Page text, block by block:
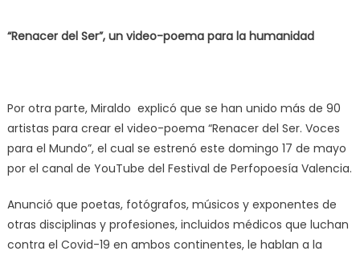
“Renacer del Ser”, un video-poema para la humanidad
Por otra parte, Miraldo explicó que se han unido más de 90
artistas para crear el video-poema “Renacer del Ser. Voces
para el Mundo”, el cual se estrenó este domingo 17 de mayo
por el canal de YouTube del Festival de Perfopoesía Valencia.
Anunció que poetas, fotógrafos, músicos y exponentes de
otras disciplinas y profesiones, incluidos médicos que luchan
contra el Covid-19 en ambos continentes, le hablan a la